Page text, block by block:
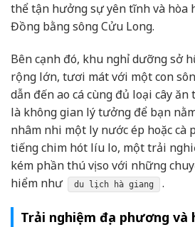
thể tận hưởng sự yên tĩnh và hòa
Đồng bằng sông Cửu Long.
Bên cạnh đó, khu nghỉ dưỡng sở
rộng lớn, tươi mát với một con
dẫn đến ao cá cùng đủ loại cây
là không gian lý tưởng để bạn
nhâm nhi một ly nước ép hoặc cà
tiếng chim hót líu lo, một trải
kém phần thú vị so với những
hiểm như
du lịch hà giang .
Trải nghiệm địa phương